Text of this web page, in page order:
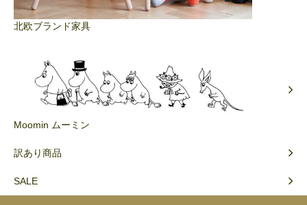
北欧ブランド家具
Moomin ムーミン
訳あり商品
SALE